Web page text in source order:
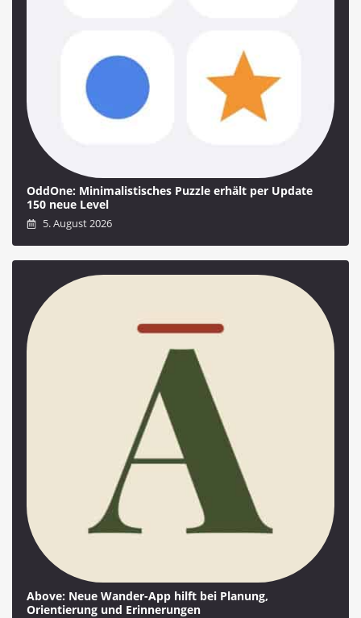
OddOne: Minimalistisches Puzzle erhält per Update
150 neue Level
5. August 2026
Above: Neue Wander-App hilft bei Planung,
Orientierung und Erinnerungen